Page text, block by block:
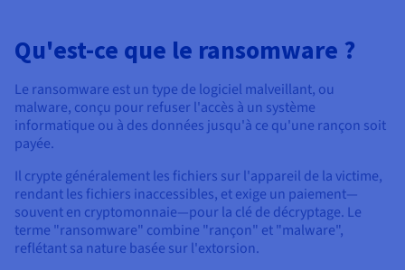
Disponibilités par régions
Roadmap & Changelog
Roadmap & Changelog
Roadmap & Changelog
Qu'est-ce que le ransomware ?
Le ransomware est un type de logiciel malveillant, ou
malware, conçu pour refuser l'accès à un système
informatique ou à des données jusqu'à ce qu'une rançon soit
payée.
Il crypte généralement les fichiers sur l'appareil de la victime,
rendant les fichiers inaccessibles, et exige un paiement—
souvent en cryptomonnaie—pour la clé de décryptage. Le
terme "ransomware" combine "rançon" et "malware",
reflétant sa nature basée sur l'extorsion.